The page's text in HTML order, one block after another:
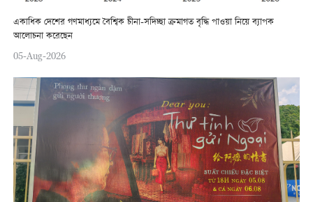
একাধিক দেশের গণমাধ্যমে বৈশ্বিক চীনা-সদিচ্ছা ক্রমাগত বৃদ্ধি পাওয়া নিয়ে ব্যাপক
আলোচনা করেছেন
05-Aug-2026